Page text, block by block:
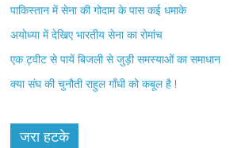
पाकिस्तान में सेना की गोदाम के पास कई धमाके
अयोध्या में देखिए भारतीय सेना का रोमांच
एक ट्वीट से पायें बिजली से जुड़ी समस्याओं का समाधान
क्या संघ की चुनौती राहुल गाँधी को कबूल है !
जरा हटके